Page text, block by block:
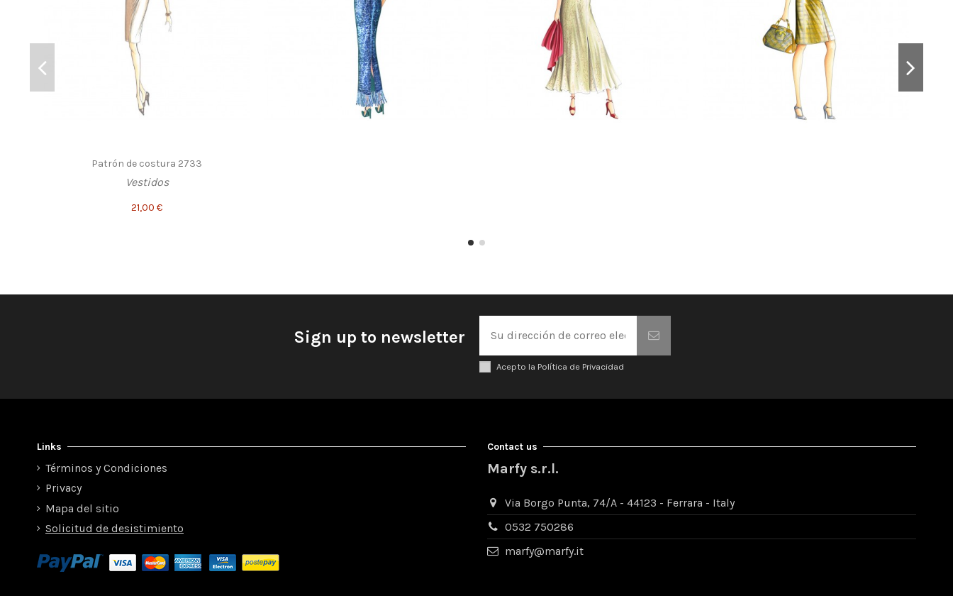
Patrón de costura 2733
Vestidos
21,00 €
Sign up to newsletter
Acepto la Política de Privacidad
Links
Términos y Condiciones
Privacy
Mapa del sitio
Solicitud de desistimiento
Contact us
Marfy s.r.l.
Via Borgo Punta, 74/A - 44123 - Ferrara - Italy
0532 750286
marfy@marfy.it